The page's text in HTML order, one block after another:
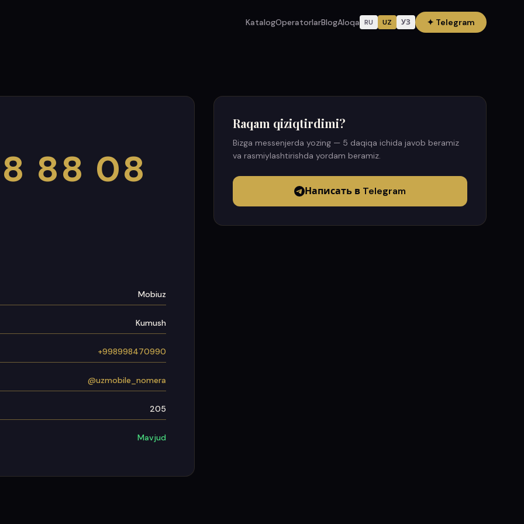
KatalogOperatorlarBlogAloqa RU UZ УЗ ✦ Telegram
88 08
Mobiuz
Kumush
+998998470990
@uzmobile_nomera
205
Mavjud
Raqam qiziqtirdimi?
Bizga messenjerda yozing — 5 daqiqa ichida javob beramiz
va rasmiylashtirishda yordam beramiz.
Написать в Telegram